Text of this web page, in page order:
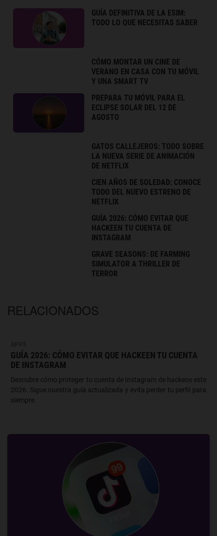
GUÍA DEFINITIVA DE LA ESIM:
TODO LO QUE NECESITAS SABER
CÓMO MONTAR UN CINE DE
VERANO EN CASA CON TU MÓVIL
Y UNA SMART TV
PREPARA TU MÓVIL PARA EL
ECLIPSE SOLAR DEL 12 DE
AGOSTO
GATOS CALLEJEROS: TODO SOBRE
LA NUEVA SERIE DE ANIMACIÓN
DE NETFLIX
CIEN AÑOS DE SOLEDAD: CONOCE
TODO DEL NUEVO ESTRENO DE
NETFLIX
GUÍA 2026: CÓMO EVITAR QUE
HACKEEN TU CUENTA DE
INSTAGRAM
GRAVE SEASONS: DE FARMING
SIMULATOR A THRILLER DE
TERROR
RELACIONADOS
GUÍA 2026: CÓMO EVITAR QUE HACKEEN TU CUENTA
DE INSTAGRAM
Descubre cómo proteger tu cuenta de Instagram de hackeos este
2026. Sigue nuestra guía actualizada y evita perder tu perfil para
siempre.